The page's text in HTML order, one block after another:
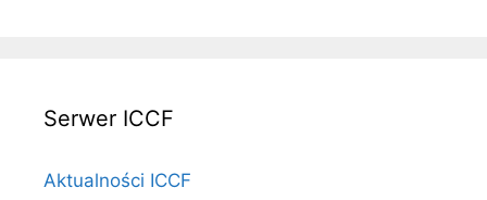
Serwer ICCF
Aktualności ICCF